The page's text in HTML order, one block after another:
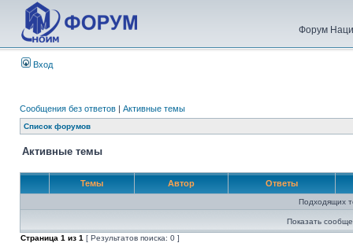
Форум
Вход
Сообщения без ответов | Активные темы
Список форумов
Активные темы
Темы Автор Ответы
Подходящих
Показать
Страница 1 из 1 [ Результатов поиска: 0 ]